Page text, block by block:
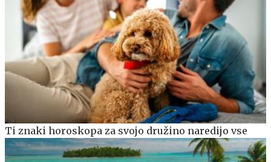
Ti znaki horoskopa za svojo družino naredijo vse